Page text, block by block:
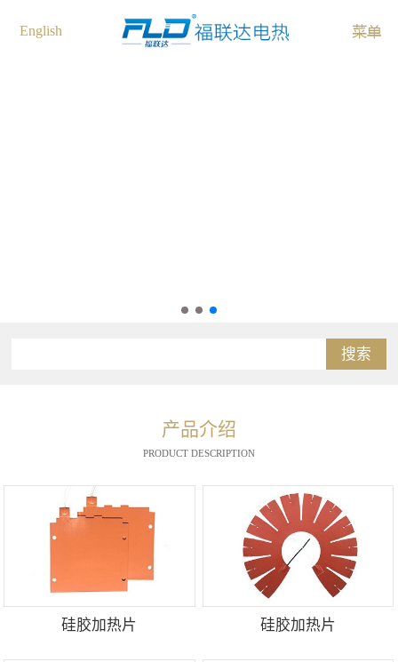
English
搜索
产品介绍
PRODUCT DESCRIPTION
硅胶加热片 硅胶加热片